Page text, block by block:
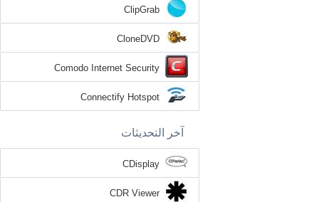
ClipGrab
CloneDVD
Comodo Internet Security
Connectify Hotspot
آخر التحديثات
CDisplay
CDR Viewer